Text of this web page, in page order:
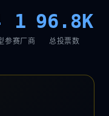
1
参赛厂商
96.8K
总投票数